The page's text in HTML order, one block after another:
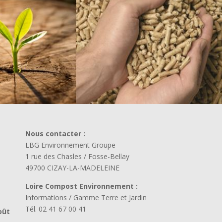
Nous contacter :
LBG Environnement Groupe
1 rue des Chasles / Fosse-Bellay
49700 CIZAY-LA-MADELEINE
Loire Compost Environnement :
Informations / Gamme Terre et Jardin
Tél. 02 41 67 00 41